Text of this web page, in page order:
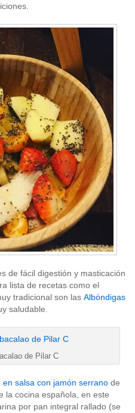
de fácil digestión y masticación
lista de recetas como el
tradicional son las Albóndigas
saludable.
de Pilar C
en salsa con jamón serrano de
la cocina española, en este
por pan integral rallado (se